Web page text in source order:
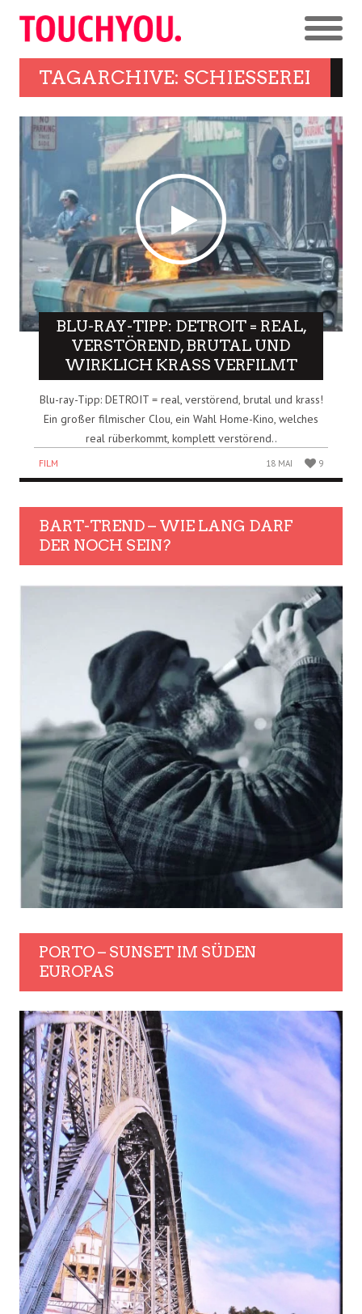
TAGARCHIVE: SCHIESSEREI
BLU-RAY-TIPP: DETROIT = REAL,
VERSTÖREND, BRUTAL UND
WIRKLICH KRASS VERFILMT
Blu-ray-Tipp: DETROIT = real, verstörend, brutal und krass!
Ein großer filmischer Clou, ein Wahl Home-Kino, welches
real rüberkommt, komplett verstörend..
FILM 18 MAI 9
BART-TREND – WIE LANG DARF
DER NOCH SEIN?
PORTO – SUNSET IM SÜDEN
EUROPAS